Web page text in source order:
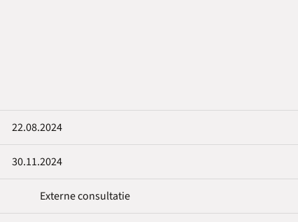
22.08.2024
30.11.2024
Externe consultatie